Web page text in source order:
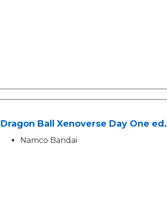
Dragon Ball Xenoverse Day One ed.
Namco Bandai